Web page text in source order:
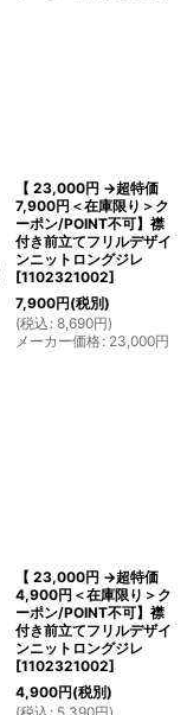
【 23,000円 →超特価
7,900円＜在庫限り＞ク
ーポン/POINT不可】襟
付き前立てフリルデザイ
ンニットロングジレ
[1102321002]
7,900円(税別)
(税込 : 8,690円)
メーカー価格: 23,000円
【 23,000円 →超特価
4,900円＜在庫限り＞ク
ーポン/POINT不可】襟
付き前立てフリルデザイ
ンニットロングジレ
[1102321002]
4,900円(税別)